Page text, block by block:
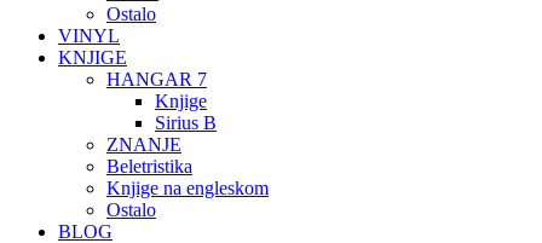
Ostalo
VINYL
KNJIGE
HANGAR 7
Knjige
Sirius B
ZNANJE
Beletristika
Knjige na engleskom
Ostalo
BLOG